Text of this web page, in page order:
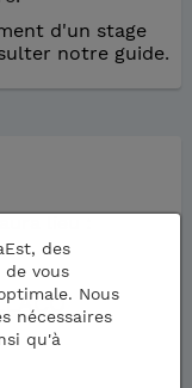
d'un stage
notre guide.
des
vous
Nous
nécessaires
qu'à